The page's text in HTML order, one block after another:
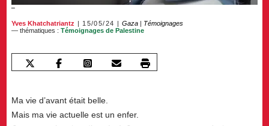
Yves Khatchatriantz 15/05/24 Gaza
Témoignages
— thématiques :Témoignages de Palestine
Ma vie d’avant était belle.
Mais ma vie actuelle est un enfer.